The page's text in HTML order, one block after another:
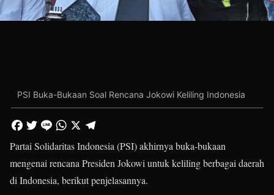
PSI Buka-Bukaan Soal Rencana Jokowi Keliling Indonesia
Partai Solidaritas Indonesia (PSI) akhirnya buka-bukaan
mengenai rencana Presiden Jokowi untuk keliling berbagai daerah
di Indonesia, berikut penjelasannya.